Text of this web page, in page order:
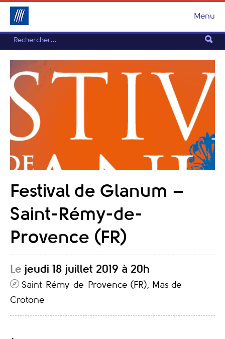
Menu
Festival de Glanum –
Saint-Rémy-de-
Provence (FR)
Le jeudi 18 juillet 2019 à 20h
Saint-Rémy-de-Provence (FR), Mas de
Crotone